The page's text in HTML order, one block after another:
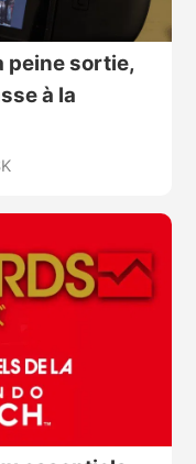
peine sortie,
à la